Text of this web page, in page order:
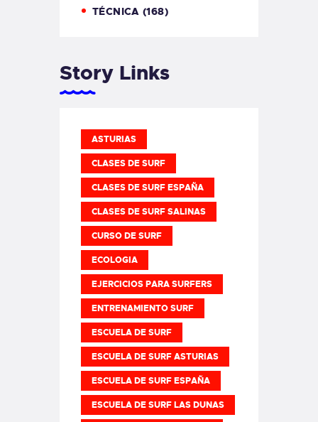
TÉCNICA (168)
Story Links
ASTURIAS
CLASES DE SURF
CLASES DE SURF ESPAÑA
CLASES DE SURF SALINAS
CURSO DE SURF
ECOLOGIA
EJERCICIOS PARA SURFERS
ENTRENAMIENTO SURF
ESCUELA DE SURF
ESCUELA DE SURF ASTURIAS
ESCUELA DE SURF ESPAÑA
ESCUELA DE SURF LAS DUNAS